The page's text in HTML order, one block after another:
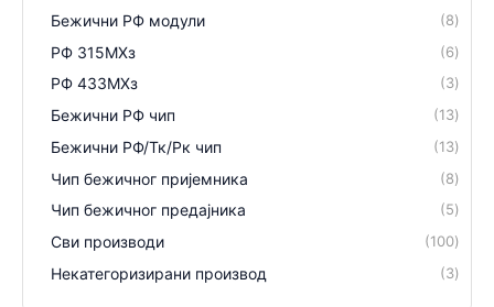
Бежични РФ модули 8
РФ 315МХз 6
РФ 433МХз 3
Бежични РФ чип 13
Бежични РФ/Тк/Рк чип 13
Чип бежичног пријемника 8
Чип бежичног предајника 5
Сви производи 100
Некатегоризирани производ 3